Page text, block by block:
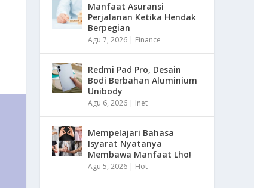
Manfaat Asuransi
Perjalanan Ketika Hendak
Berpegian
Agu 7, 2026 | Finance
Redmi Pad Pro, Desain
Bodi Berbahan Aluminium
Unibody
Agu 6, 2026 | Inet
Mempelajari Bahasa
Isyarat Nyatanya
Membawa Manfaat Lho!
Agu 5, 2026 | Hot